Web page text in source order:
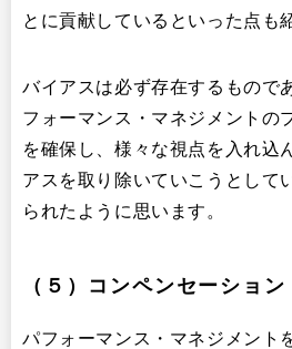
とに貢献しているといった点も
バイアスは必ず存在するもので
フォーマンス・マネジメントの
を確保し、様々な視点を入れ込
アスを取り除いていこうとして
られたように思います。
（５）コンペンセーショ
パフォーマンス・マネジメント